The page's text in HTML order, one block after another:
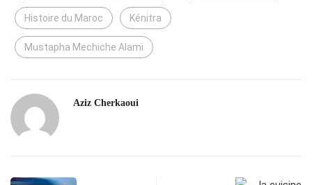
Histoire du Maroc Kénitra
Mustapha Mechiche Alami
Aziz Cherkaoui